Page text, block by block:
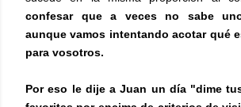
confesar que a veces no sabe
aunque vamos intentando acotar qué
para vosotros.
Por eso le dije a Juan un día "dime